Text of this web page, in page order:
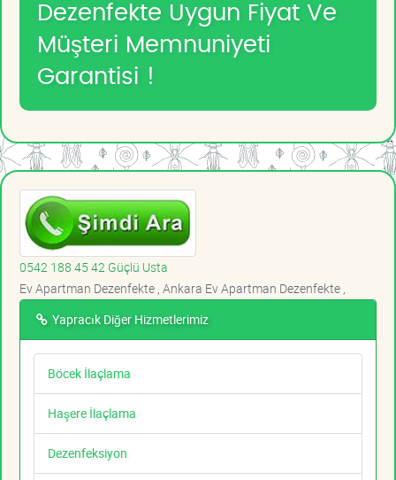
Dezenfekte Uygun Fiyat Ve
Müşteri Memnuniyeti
Garantisi !
0542 188 45 42 Güçlü Usta
Ev Apartman Dezenfekte , Ankara Ev Apartman Dezenfekte ,
Yapracık Diğer Hizmetlerimiz
Böcek İlaçlama
Haşere İlaçlama
Dezenfeksiyon